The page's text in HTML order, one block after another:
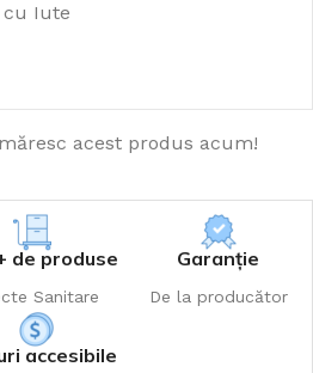
Iute
acest produs acum!
de produse
Sanitare
Garanție
De la producător
accesibile